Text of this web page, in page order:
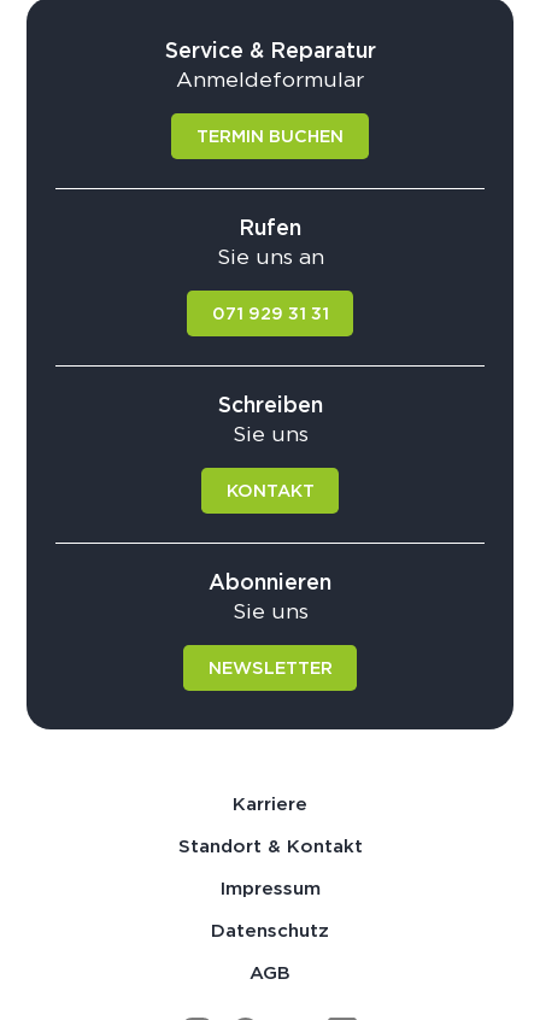
Service & Reparatur
Anmeldeformular
TERMIN BUCHEN
Rufen
Sie uns an
071 929 31 31
Schreiben
Sie uns
KONTAKT
Abonnieren
Sie uns
NEWSLETTER
Karriere
Standort & Kontakt
Impressum
Datenschutz
AGB